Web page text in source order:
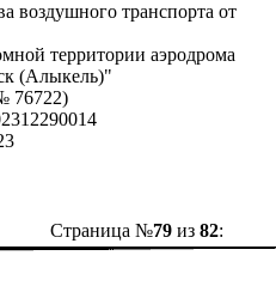
воздушного транспорта от
территории аэродрома
(Алыкель)"
76722)
Страница №79из 82: